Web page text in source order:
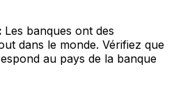
Les banques ont des
dans le monde. Vérifiez que
au pays de la banque